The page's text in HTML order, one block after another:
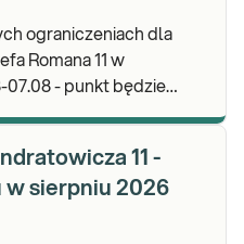
ograniczeniach dla
Romana 11 w
11 -
sierpniu 2026